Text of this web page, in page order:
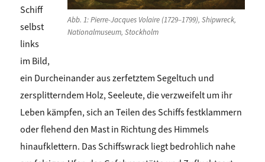
Abb. 1: Pierre-Jacques Volaire (1729–1799), Shipwreck,
Nationalmuseum, Stockholm
Schiff
selbst
links
im Bild,
ein Durcheinander aus zerfetztem Segeltuch und
zersplitterndem Holz, Seeleute, die verzweifelt um ihr
Leben kämpfen, sich an Teilen des Schiffs festklammern
oder flehend den Mast in Richtung des Himmels
hinaufklettern. Das Schiffswrack liegt bedrohlich nahe